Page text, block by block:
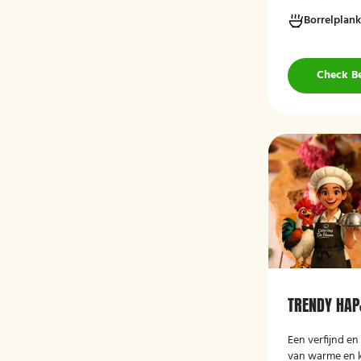
hapjes. De box
vegan
groenten,
smaakvolle
Borrelplank
Check
TRENDY
Een verfijnd
van warme en